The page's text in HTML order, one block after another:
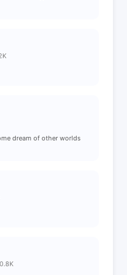
dream of other worlds